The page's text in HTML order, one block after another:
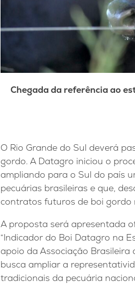
Chegada da referência ao
O Rio Grande do Sul deverá
gordo. A Datagro iniciou o
ampliando para o Sul do país
pecuárias brasileiras e que,
contratos futuros de boi gordo
A proposta será apresentada
“Indicador do Boi Datagro na
apoio da Associação
busca ampliar a
tradicionais da pecuária